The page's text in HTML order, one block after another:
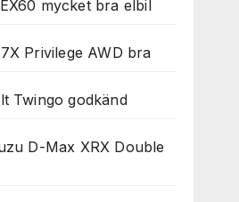
mycket bra elbil
Privilege AWD bra
Twingo godkänd
D-Max XRX Double